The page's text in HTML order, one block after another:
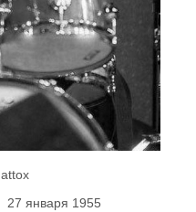
27 января 1955